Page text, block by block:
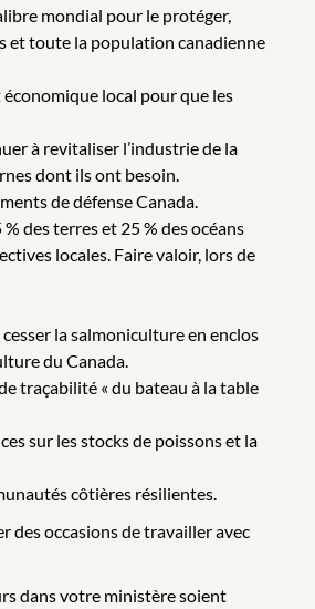
mondial pour le protéger,
et toute la population canadienne
local pour que les
à revitaliser l’industrie de la
dont ils ont besoin.
de défense Canada.
des terres et 25 % des océans
locales. Faire valoir, lors de
la salmoniculture en enclos
du Canada.
traçabilité « du bateau à la table
sur les stocks de poissons et la
côtières résilientes.
des occasions de travailler avec
dans votre ministère soient